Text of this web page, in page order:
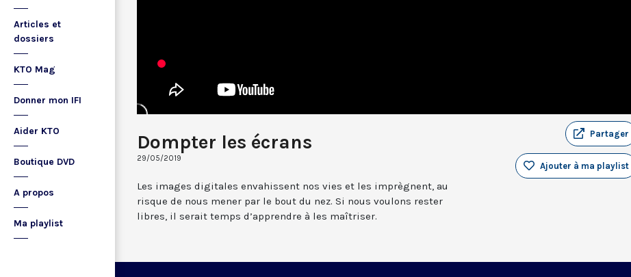
Articles et
dossiers
KTO Mag
Donner mon IFI
Aider KTO
Boutique DVD
A propos
Ma playlist
Dompter les écrans
29/05/2019
Partager
Ajouter à ma playlist
Les images digitales envahissent nos vies et les imprègnent, au
risque de nous mener par le bout du nez. Si nous voulons rester
libres, il serait temps d’apprendre à les maîtriser.